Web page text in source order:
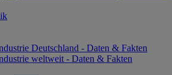
Deutschland - Daten & Fakten
weltweit - Daten & Fakten